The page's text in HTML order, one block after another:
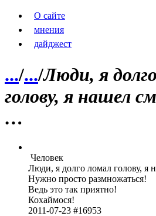
О сайте
мнения
дайджест
.../.../Люди, я
голову, я нашел
…
Человек
Люди, я долго ломал голову, я
Нужно просто разм­ножа­ться!
Ведь это так прия­тно!
Коха­ймося!
2011-07-23 #16953